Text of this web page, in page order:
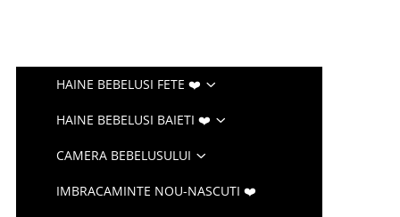
HAINE BEBELUSI FETE ❤️
HAINE BEBELUSI BAIETI ❤️
CAMERA BEBELUSULUI
IMBRACAMINTE NOU-NASCUTI ❤️